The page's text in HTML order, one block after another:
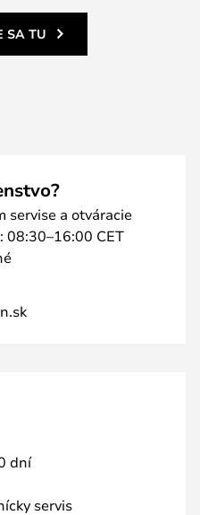
SA TU
servise a otváracie
08:30–16:00 CET
dní
servis